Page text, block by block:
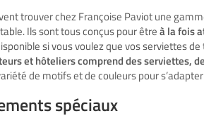
trouver chez Françoise Paviot une
Ils sont tous conçus pour êtreà la fois
si vous voulez que vos serviettes
et hôteliers comprend des serviettes,
de motifs et de couleurs pour
spéciaux